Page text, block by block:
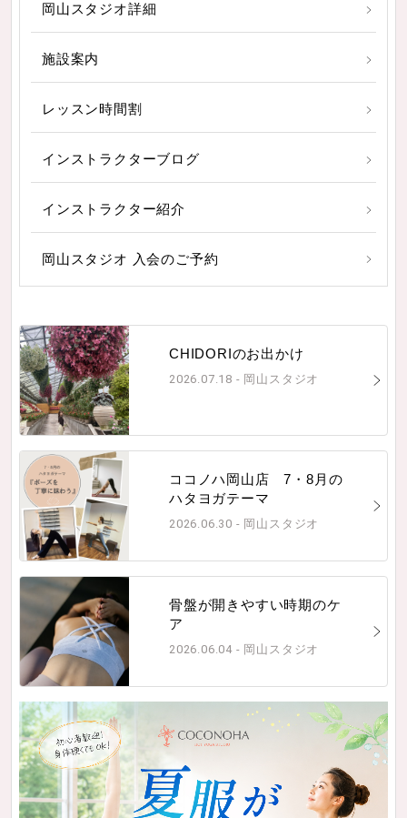
岡山スタジオ詳細
施設案内
レッスン時間割
インストラクターブログ
インストラクター紹介
岡山スタジオ 入会のご予約
CHIDORIのお出かけ
2026.07.18 - 岡山スタジオ
ココノハ岡山店 7・8月の
ハタヨガテーマ
2026.06.30 - 岡山スタジオ
骨盤が開きやすい時期のケ
ア
2026.06.04 - 岡山スタジオ